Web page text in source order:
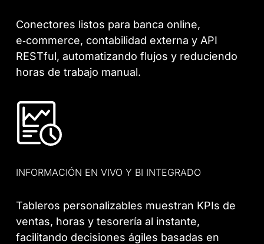
Conectores listos para banca online,
e‑commerce, contabilidad externa y API
RESTful, automatizando flujos y reduciendo
horas de trabajo manual.
INFORMACIÓN EN VIVO Y BI INTEGRADO
Tableros personalizables muestran KPIs de
ventas, horas y tesorería al instante,
facilitando decisiones ágiles basadas en